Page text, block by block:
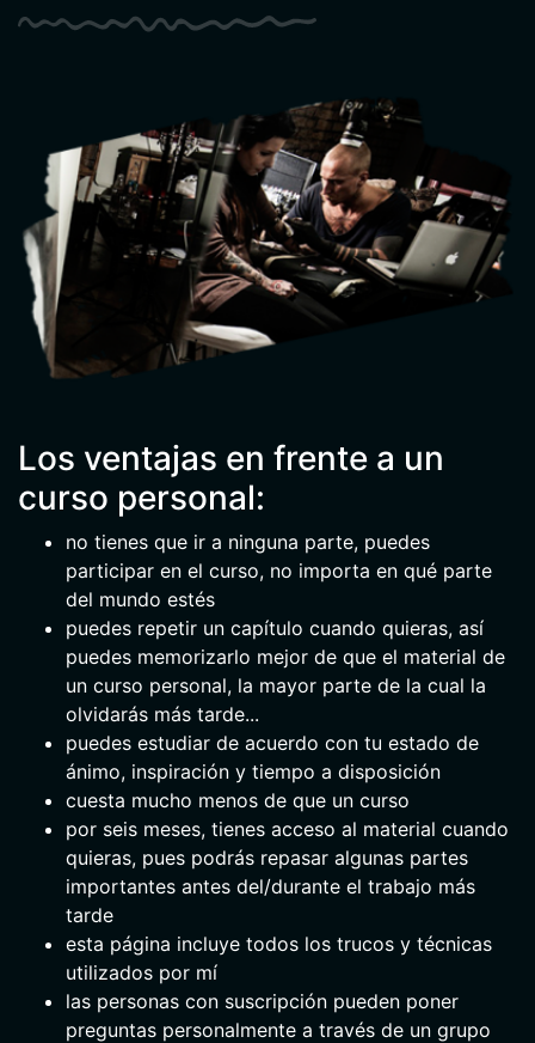
Los ventajas en frente a un
curso personal:
no tienes que ir a ninguna parte, puedes
participar en el curso, no importa en qué parte
del mundo estés
puedes repetir un capítulo cuando quieras, así
puedes memorizarlo mejor de que el material de
un curso personal, la mayor parte de la cual la
olvidarás más tarde...
puedes estudiar de acuerdo con tu estado de
ánimo, inspiración y tiempo a disposición
cuesta mucho menos de que un curso
por seis meses, tienes acceso al material cuando
quieras, pues podrás repasar algunas partes
importantes antes del/durante el trabajo más
tarde
esta página incluye todos los trucos y técnicas
utilizados por mí
las personas con suscripción pueden poner
preguntas personalmente a través de un grupo